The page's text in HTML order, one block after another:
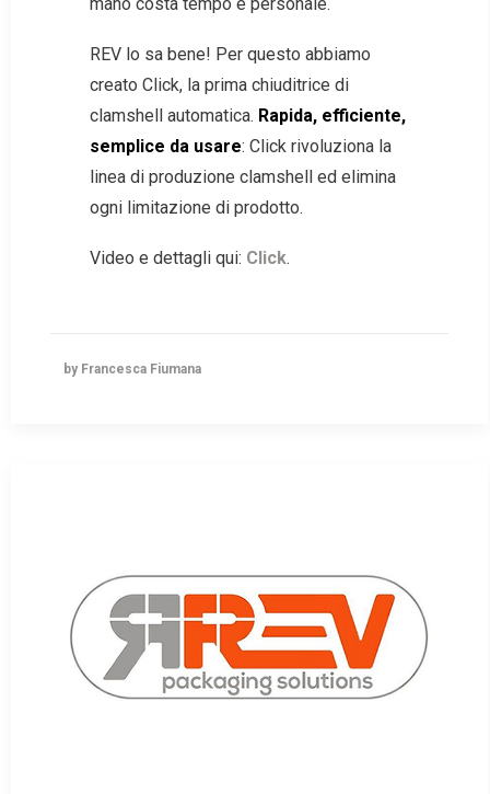
REV lo sa bene! Per questo abbiamo
creato Click, la prima chiuditrice di
clamshell automatica. Rapida, efficiente,
semplice da usare: Click rivoluziona la
linea di produzione clamshell ed elimina
ogni limitazione di prodotto.
Video e dettagli qui: Click.
by Francesca Fiumana